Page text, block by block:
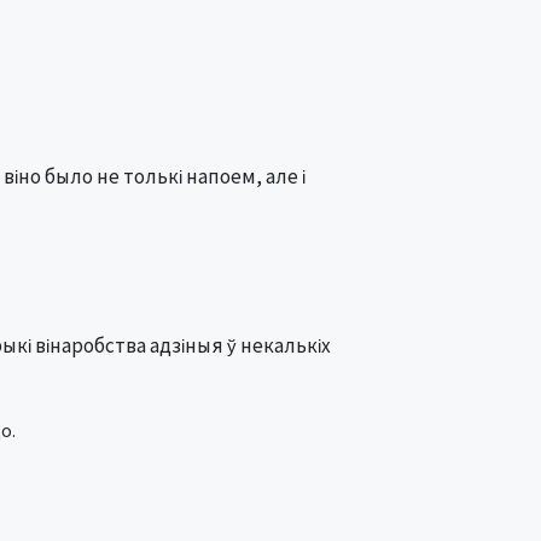
было не толькі напоем, але і
вінаробства адзіныя ў некалькіх